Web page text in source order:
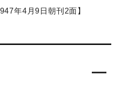
年4月9日朝刊2面】